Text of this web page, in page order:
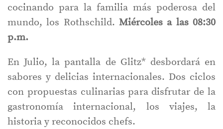
cocinando para la familia más poderosa del
mundo, los Rothschild. Miércoles a las 08:30
p.m.
En Julio, la pantalla de Glitz* desbordará en
sabores y delicias internacionales. Dos ciclos
con propuestas culinarias para disfrutar de la
gastronomía internacional, los viajes, la
historia y reconocidos chefs.